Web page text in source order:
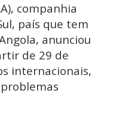
companhia
país que tem
anunciou
de 29 de
internacionais,